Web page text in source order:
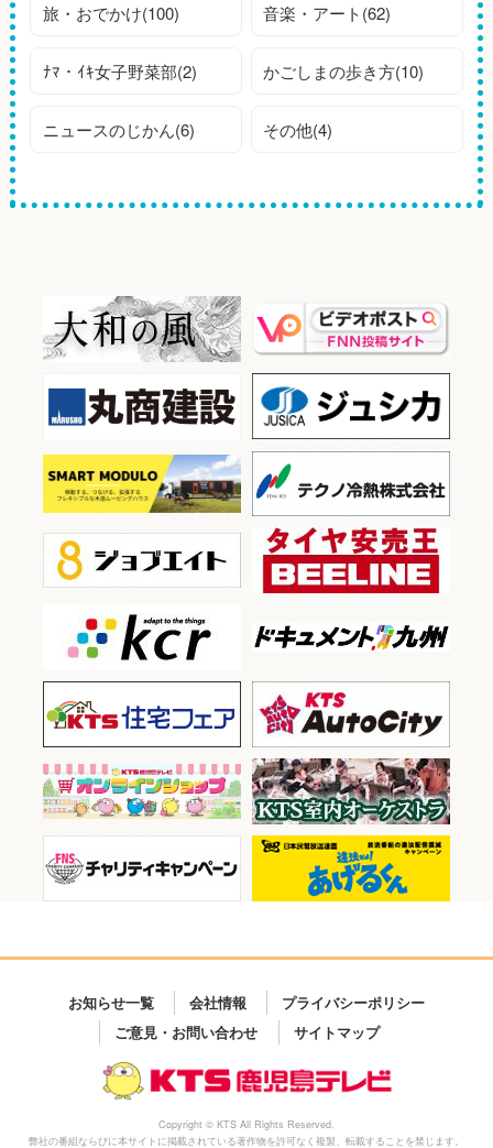
旅・おでかけ(100) 音楽・アート(62)
ﾅﾏ・ｲｷ女子野菜部(2) かごしまの歩き方(10)
ニュースのじかん(6) その他(4)
お知らせ一覧 会社情報
プライバシーポリシー
ご意見・お問い合わせ
サイトマップ
Copyright © KTS All Rights Reserved.
弊社の番組ならびに本サイトに掲載されている著作物を許可なく複製、転載することを禁じます。